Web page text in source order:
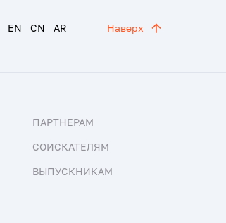
EN CN AR Наверх
ПАРТНЕРАМ
СОИСКАТЕЛЯМ
ВЫПУСКНИКАМ